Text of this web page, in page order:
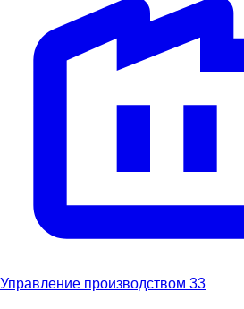
Управление производством 33